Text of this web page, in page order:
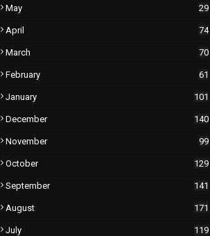
May 29
April 74
March 70
February 61
January 101
December 140
November 99
October 129
September 141
August 171
July 119